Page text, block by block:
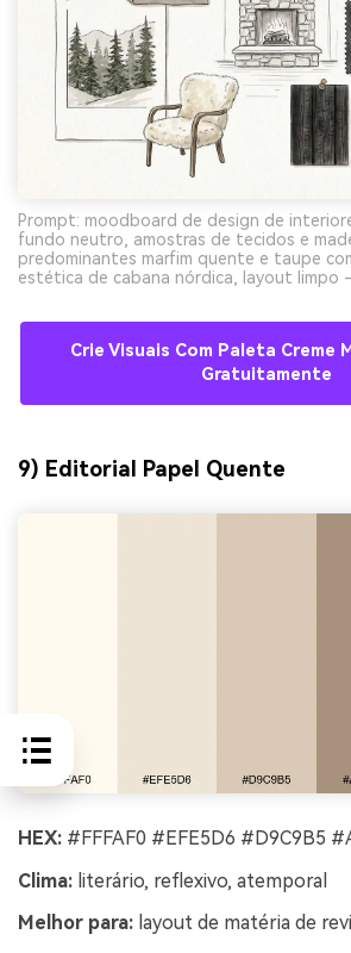
Prompt: moodboard de design de
fundo neutro, amostras de tecidos e
predominantes marfim quente e taupe
estética de cabana nórdica, layout limpo
Crie Visuais Com Paleta Creme
Gratuitamente
9) Editorial Papel Quente
HEX: #FFFAF0 #EFE5D6 #D9C9B5
Clima: literário, reflexivo, atemporal
Melhor para: layout de matéria de